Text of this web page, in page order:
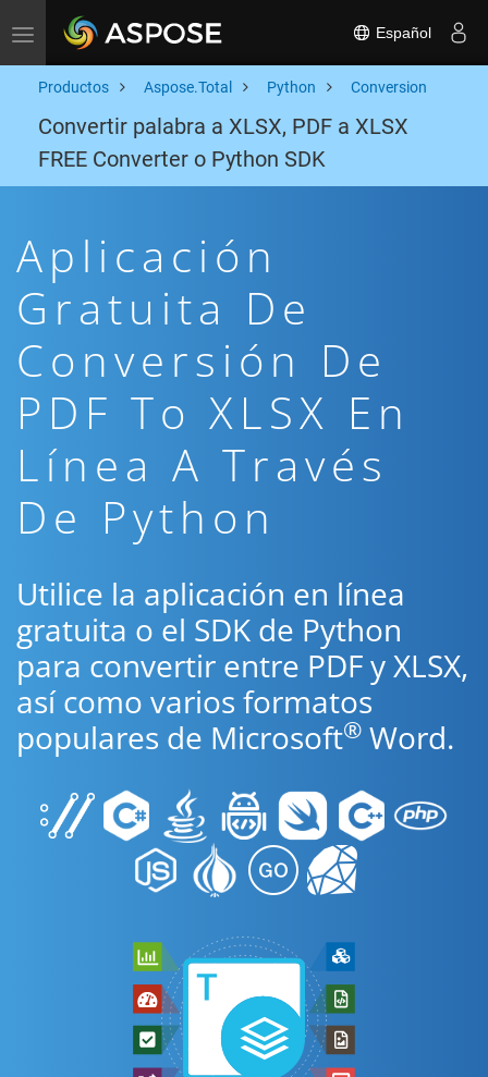
Toggle navigation Español
Productos Aspose.Total Python Conversion
Convertir palabra a XLSX, PDF a XLSX
FREE Converter o Python SDK
Aplicación
Gratuita De
Conversión De
PDF To XLSX En
Línea A Través
De Python
Utilice la aplicación en línea
gratuita o el SDK de Python
para convertir entre PDF y XLSX,
así como varios formatos
populares de Microsoft® Word.